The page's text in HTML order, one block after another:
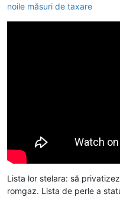
noile măsuri de taxare
Lista lor stelara: să
romgaz. Lista de perle a